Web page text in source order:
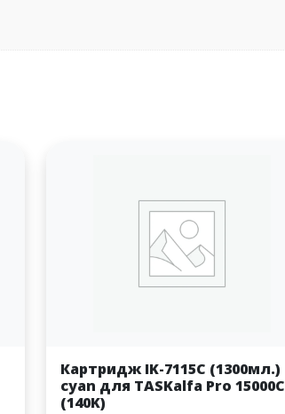
Картридж IK-7115C (1300мл.)
cyan для TASKalfa Pro 15000C
(140K)